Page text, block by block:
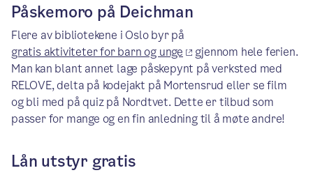
Påskemoro på Deichman
Flere av bibliotekene i Oslo byr på
gratis aktiviteter for barn og unge
gjennom hele ferien.
Man kan blant annet lage påskepynt på verksted med
RELOVE, delta på kodejakt på Mortensrud eller se film
og bli med på quiz på Nordtvet. Dette er tilbud som
passer for mange og en fin anledning til å møte andre!
Lån utstyr gratis